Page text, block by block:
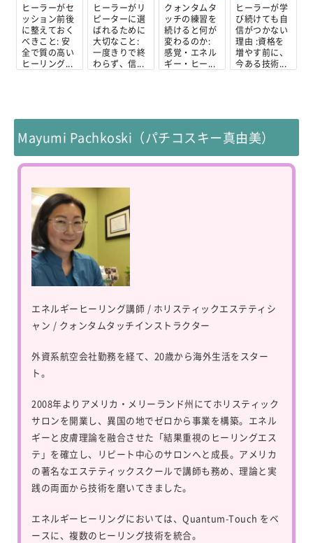
ヒーラーがセ
ッション前後
に整えておく
べきこと: 安
全で質の高い
ヒーリング...
ヒーラーがリ
ピーターに選
ばれるために
大切なこと:
一度きりで終
わらず、信...
クォンタムタ
ッチの練習を
続けると何が
変わるのか:
感覚・エネル
ギー・ヒー...
ヒーラーが学
び続けても自
信がつかない
理由 :資格を
増やす前に、
今ある技術...
Mayumi Pachkoski（パチコスキー真由美）
エネルギーヒーリング講師 / ホリスティックエステティシ
ャン / クォンタムタッチインストラクター
外資系航空会社勤務を経て、20歳から海外生活をスター
ト。
2008年よりアメリカ・メリーランド州にてホリスティック
サロンを開業し、異国の地でゼロから事業を構築。エネル
ギーと皮膚理論を融合させた「結果重視のヒーリングエス
テ」を確立し、リピート中心のサロンへと成長。アメリカ
の著名なエステティックスクールで講師も務め、理論と実
践の両面から技術を磨いてきました。
エネルギーヒーリングにおいては、 Quantum-Touch をベ
ースに、複数のヒーリング技術を統合。